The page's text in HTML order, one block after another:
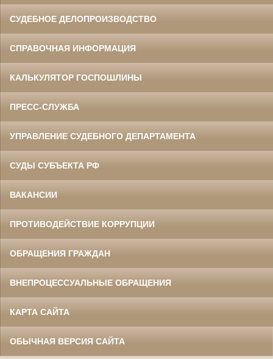
СУДЕБНОЕ ДЕЛОПРОИЗВОДСТВО
СПРАВОЧНАЯ ИНФОРМАЦИЯ
КАЛЬКУЛЯТОР ГОСПОШЛИНЫ
ПРЕСС-СЛУЖБА
УПРАВЛЕНИЕ СУДЕБНОГО ДЕПАРТАМЕНТА
СУДЫ СУБЪЕКТА РФ
ВАКАНСИИ
ПРОТИВОДЕЙСТВИЕ КОРРУПЦИИ
ОБРАЩЕНИЯ ГРАЖДАН
ВНЕПРОЦЕССУАЛЬНЫЕ ОБРАЩЕНИЯ
КАРТА САЙТА
ОБЫЧНАЯ ВЕРСИЯ САЙТА